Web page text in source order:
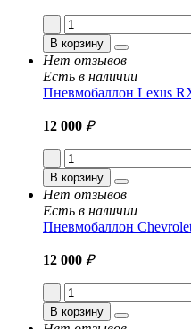
В корзину
Нет отзывов
Есть в наличии
Пневмобаллон Lexus
12 000 ₽
В корзину
Нет отзывов
Есть в наличии
Пневмобаллон
12 000 ₽
В корзину